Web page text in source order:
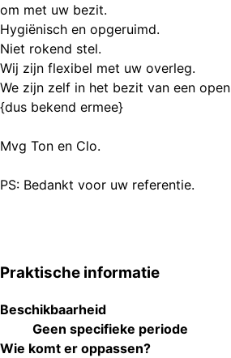
om met uw bezit.
Hygiënisch en opgeruimd.
Niet rokend stel.
Wij zijn flexibel met uw overleg.
We zijn zelf in het bezit van een
{dus bekend ermee}
Mvg Ton en Clo.
Praktische informatie
Beschikbaarheid
Geen specifieke periode
Wie komt er oppassen?